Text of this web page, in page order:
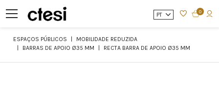
PT 0
ESPAÇOS PÚBLICOS
MOBILIDADE REDUZIDA
BARRAS DE APOIO Ø35 MM
RECTA BARRA DE APOIO Ø35 MM